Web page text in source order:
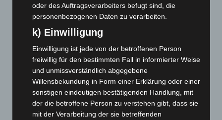
Juli 2024(89)
Mai 2024
April 2024(102)
März 2024(103)
Februar 2024(103)
Januar 2024 (111)
Dezember 2023(130)
oder des Auftragsverarbeiters befugt sind, die
personenbezogenen Daten zu verarbeiten.
k) Einwilligung
Einwilligung ist jede von der betroffenen Person
freiwillig für den bestimmten Fall in informierter Weise
und unmissverständlich abgegebene
Willensbekundung in Form einer Erklärung oder einer
sonstigen eindeutigen bestätigenden Handlung, mit
der die betroffene Person zu verstehen gibt, dass sie
mit der Verarbeitung der sie betreffenden